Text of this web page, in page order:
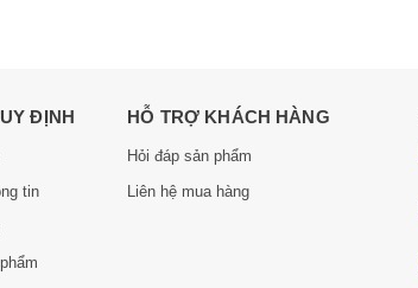
ĐỊNH
tin
HỖ TRỢ KHÁCH HÀNG
Hỏi đáp sản phẩm
Liên hệ mua hàng